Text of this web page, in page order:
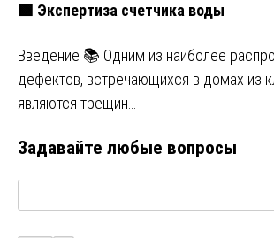
🟩 Экспертиза счетчика воды
Введение 📚 Одним из наиболее
дефектов, встречающихся в домах из
являются трещин…
Задавайте любые вопросы